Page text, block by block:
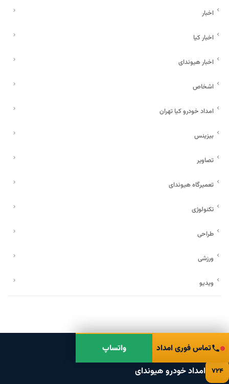
اخبار
اخبار کیا
اخبار هیوندای
اشخاص
امداد خودرو کیا تهران
بیزینس
تصاویر
تعمیرگاه هیوندای
تکنولوژی
طراحی
ورزشی
ویدیو
تماس فوری امداد واتساپ
۷۲۴ امداد خودرو هیوندای